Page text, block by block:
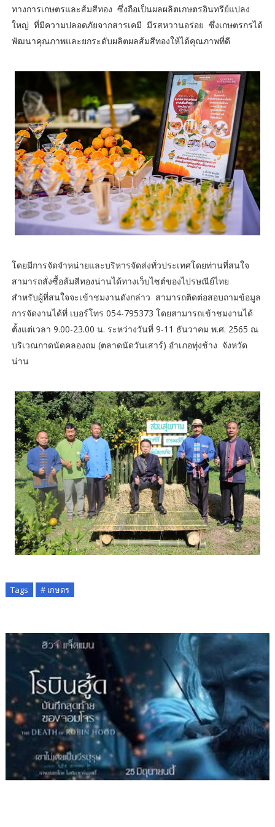
ทางการเกษตรและส้มสีทอง ซึ่งถือเป็นผลผลิตเกษตรอินทรีย์แปลง
ใหญ่ ที่มีความปลอดภัยจากสารเคมี มีรสหวานอร่อย ซึ่งเกษตรกรได้
พัฒนาคุณภาพและยกระดับผลิตผลส้มสีทองให้ได้คุณภาพที่ดี
โดยมีการจัดจำหน่ายและบริหารจัดส่งทั่วประเทศโดยท่านที่สนใจ
สามารถสั่งซื้อส้มสีทองน่านได้ทางเว็บไซต์ของไปรษณีย์ไทย
สำหรับผู้ที่สนใจจะเข้าชมงานดังกล่าว สามารถติดต่อสอบถามข้อมูล
การจัดงานได้ที่ เบอร์โทร 054-795373 โดยสามารถเข้าชมงานได้
ตั้งแต่เวลา 9.00-23.00 น. ระหว่างวันที่ 9-11 ธันวาคม พ.ศ. 2565 ณ
บริเวณกาดนัดคลองถม (ตลาดนัดวันเสาร์) อำเภอทุ่งช้าง จังหวัด
น่าน
Tags # เกษตร